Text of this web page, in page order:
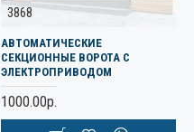
3868
АВТОМАТИЧЕСКИЕ
СЕКЦИОННЫЕ ВОРОТА С
ЭЛЕКТРОПРИВОДОМ
1000.00р.